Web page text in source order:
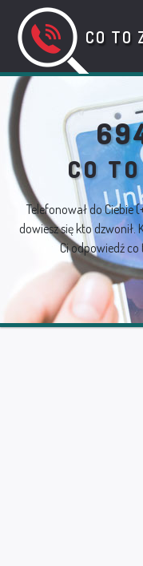
CO TO
CO
Telefonował do Ciebie
dowiesz się kto
Ci odpowiedź